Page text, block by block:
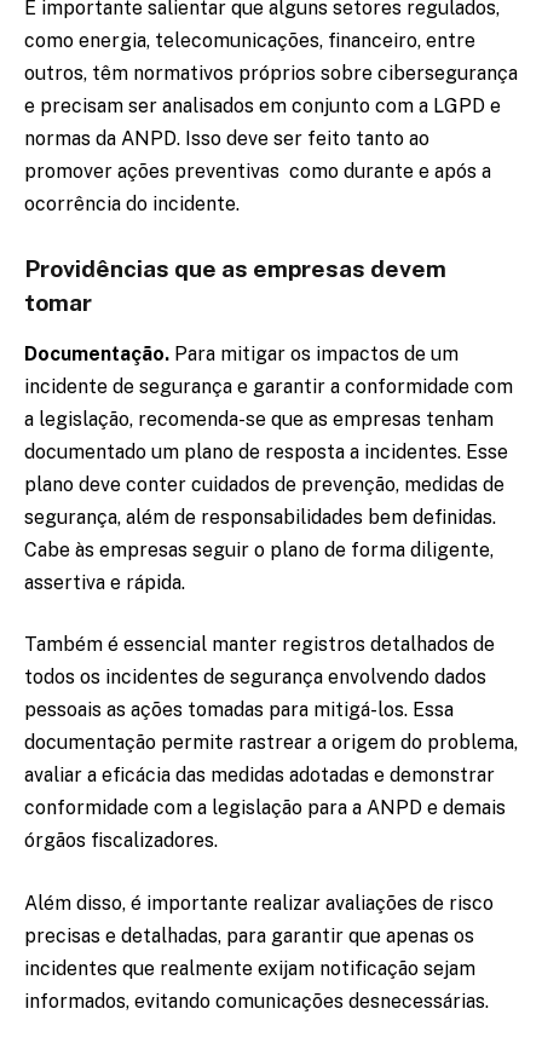
É importante salientar que alguns setores regulados,
como energia, telecomunicações, financeiro, entre
outros, têm normativos próprios sobre cibersegurança
e precisam ser analisados em conjunto com a LGPD e
normas da ANPD. Isso deve ser feito tanto ao
promover ações preventivas como durante e após a
ocorrência do incidente.
Providências que as empresas devem
tomar
Documentação. Para mitigar os impactos de um
incidente de segurança e garantir a conformidade com
a legislação, recomenda-se que as empresas tenham
documentado um plano de resposta a incidentes. Esse
plano deve conter cuidados de prevenção, medidas de
segurança, além de responsabilidades bem definidas.
Cabe às empresas seguir o plano de forma diligente,
assertiva e rápida.
Também é essencial manter registros detalhados de
todos os incidentes de segurança envolvendo dados
pessoais as ações tomadas para mitigá-los. Essa
documentação permite rastrear a origem do problema,
avaliar a eficácia das medidas adotadas e demonstrar
conformidade com a legislação para a ANPD e demais
órgãos fiscalizadores.
Além disso, é importante realizar avaliações de risco
precisas e detalhadas, para garantir que apenas os
incidentes que realmente exijam notificação sejam
informados, evitando comunicações desnecessárias.